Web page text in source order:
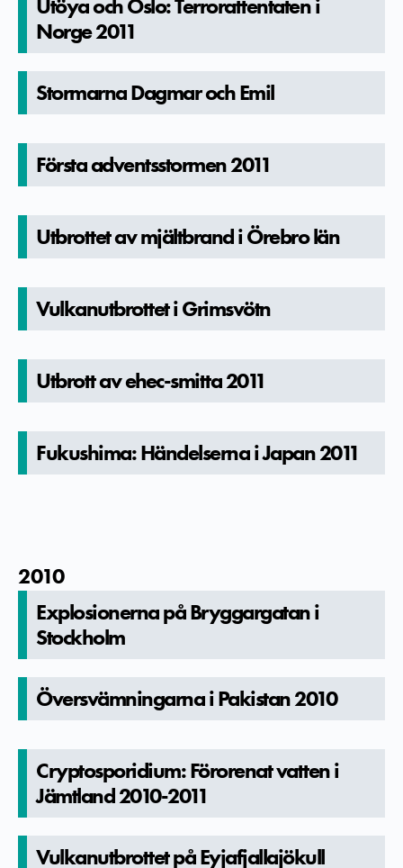
Norge 2011
Stormarna Dagmar och Emil
Första adventssto­rmen 2011
Utbrottet av mjältbrand i Örebro län
Vulkanutbr­ottet i Grimsvötn
Utbrott av ehec-smitta 2011
Fukushima: Händelserna i Japan 2011
2010
Explosione­rna på Bryggargat­an i
Stockholm
Översvämningarna i Pakistan 2010
Cryptospor­idium: Förorenat vatten i
Jämtland 2010-2011
Vulkanutbr­ottet på Eyjafjalla­jökull